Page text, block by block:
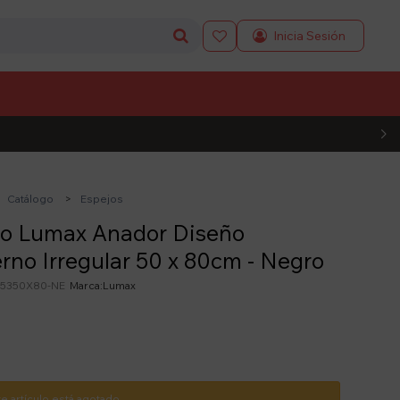

Catálogo Espejos
Lumax Anador Diseño
Irregular 50 x 80cm - Negro
NE Lumax